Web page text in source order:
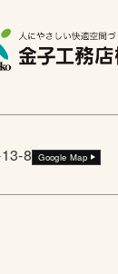
8 Google Map